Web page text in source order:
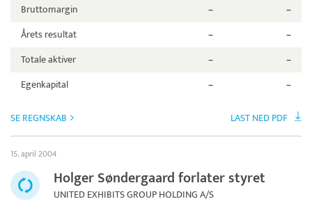
Bruttomargin –
–
Årets resultat
–
–
Totale aktiver
–
–
Egenkapital
– –
SE REGNSKAB LAST NED PDF
15. april 2004
Holger Søndergaard forlater styret
UNITED EXHIBITS GROUP HOLDING A/S